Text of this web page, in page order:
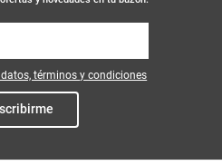
términos y condiciones